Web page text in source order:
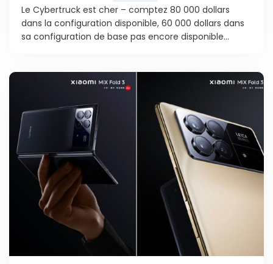
Le Cybertruck est cher – comptez 80 000 dollars
dans la configuration disponible, 60 000 dollars dans
sa configuration de base pas encore disponible...